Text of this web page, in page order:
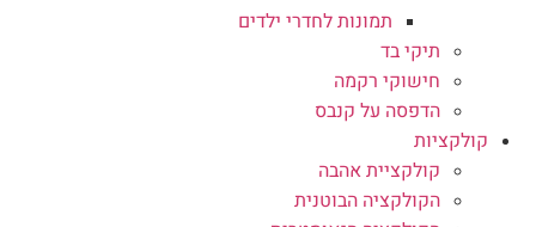
תמונות לחדרי ילדים
תיקי בד
חישוקי רקמה
הדפסה על קנבס
קולקציות
קולקציית אהבה
הקולקציה הבוטנית